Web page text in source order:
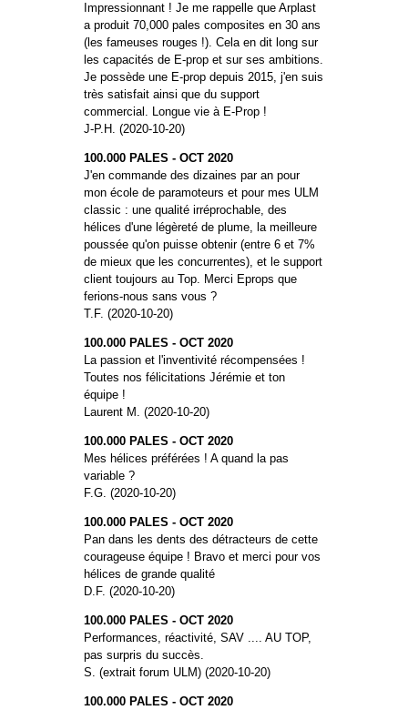
Impressionnant ! Je me rappelle que Arplast
a produit 70,000 pales composites en 30 ans
(les fameuses rouges !). Cela en dit long sur
les capacités de E-prop et sur ses ambitions.
Je possède une E-prop depuis 2015, j'en suis
très satisfait ainsi que du support
commercial. Longue vie à E-Prop !
J-P.H. (2020-10-20)
100.000 PALES - OCT 2020
J'en commande des dizaines par an pour
mon école de paramoteurs et pour mes ULM
classic : une qualité irréprochable, des
hélices d'une légèreté de plume, la meilleure
poussée qu'on puisse obtenir (entre 6 et 7%
de mieux que les concurrentes), et le support
client toujours au Top. Merci Eprops que
ferions-nous sans vous ?
T.F. (2020-10-20)
100.000 PALES - OCT 2020
La passion et l'inventivité récompensées !
Toutes nos félicitations Jérémie et ton
équipe !
Laurent M. (2020-10-20)
100.000 PALES - OCT 2020
Mes hélices préférées ! A quand la pas
variable ?
F.G. (2020-10-20)
100.000 PALES - OCT 2020
Pan dans les dents des détracteurs de cette
courageuse équipe ! Bravo et merci pour vos
hélices de grande qualité
D.F. (2020-10-20)
100.000 PALES - OCT 2020
Performances, réactivité, SAV .... AU TOP,
pas surpris du succès.
S. (extrait forum ULM) (2020-10-20)
100.000 PALES - OCT 2020